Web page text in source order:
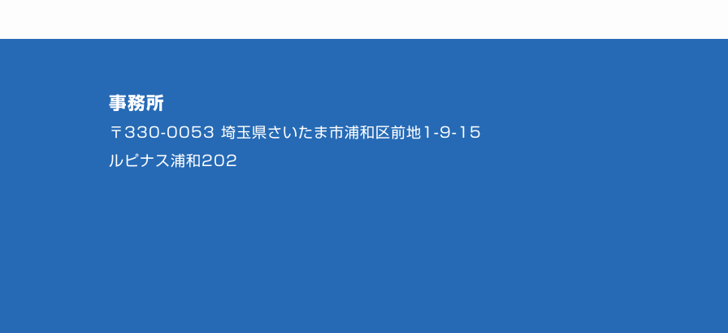
事務所
〒330-0053埼玉県さいたま市浦和区前地1-9-15
ルピナス浦和202